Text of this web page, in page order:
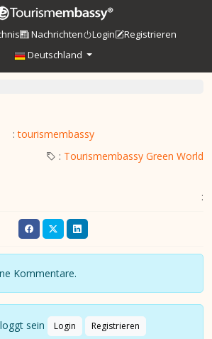
Nachrichten Login
Registrieren
Deutschland
:tourismembassy
: Tourismembassy Green World
:
Kommentare.
sein Login Registrieren